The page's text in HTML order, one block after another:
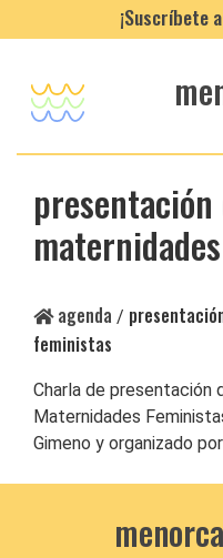
¡Suscríbete
agenda /
feministas
Charla de presentación
Maternidades
Gimeno y organizado